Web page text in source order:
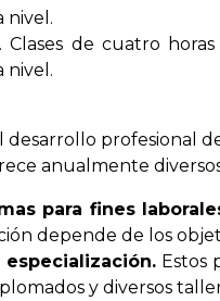
nivel.
. Clases de cuatro
nivel.
profesional
anualmente
para fines
depende de los
Estos
y diversos